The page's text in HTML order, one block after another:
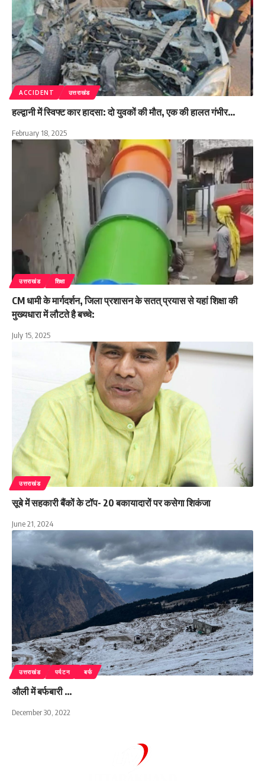
ACCIDENT उत्तराखंड
हल्द्वानी में स्विफ्ट कार हादसा: दो युवकों की मौत, एक की हालत गंभीर…
February 18, 2025
उत्तराखंड शिक्षा
CM धामी के मार्गदर्शन, जिला प्रशासन के सतत् प्रयास से यहां शिक्षा की
मुख्यधारा में लौटते है बच्चे:
July 15, 2025
उत्तराखंड
सूबे में सहकारी बैंकों के टॉप- 20 बकायादारों पर कसेगा शिकंजा
June 21, 2024
उत्तराखंड पर्यटन बर्फ
औली में बर्फबारी …
December 30, 2022